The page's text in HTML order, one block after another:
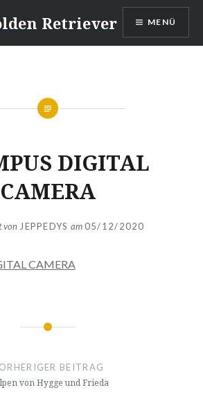
Retriever MENÜ
DIGITAL
CAMERA
von JEPPEDYS am05/12/2020
BEITRAG
von Hygge und Frieda